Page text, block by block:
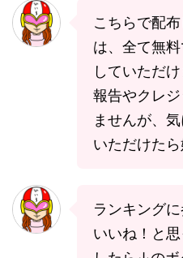
こちらで配
は、全て無
していただ
報告やクレ
ませんが、
いただけたら
ランキング
いいね！と